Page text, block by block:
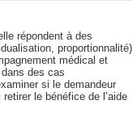
répondent à des
proportionnalité)
médical et
des cas
si le demandeur
le bénéfice de l’aide